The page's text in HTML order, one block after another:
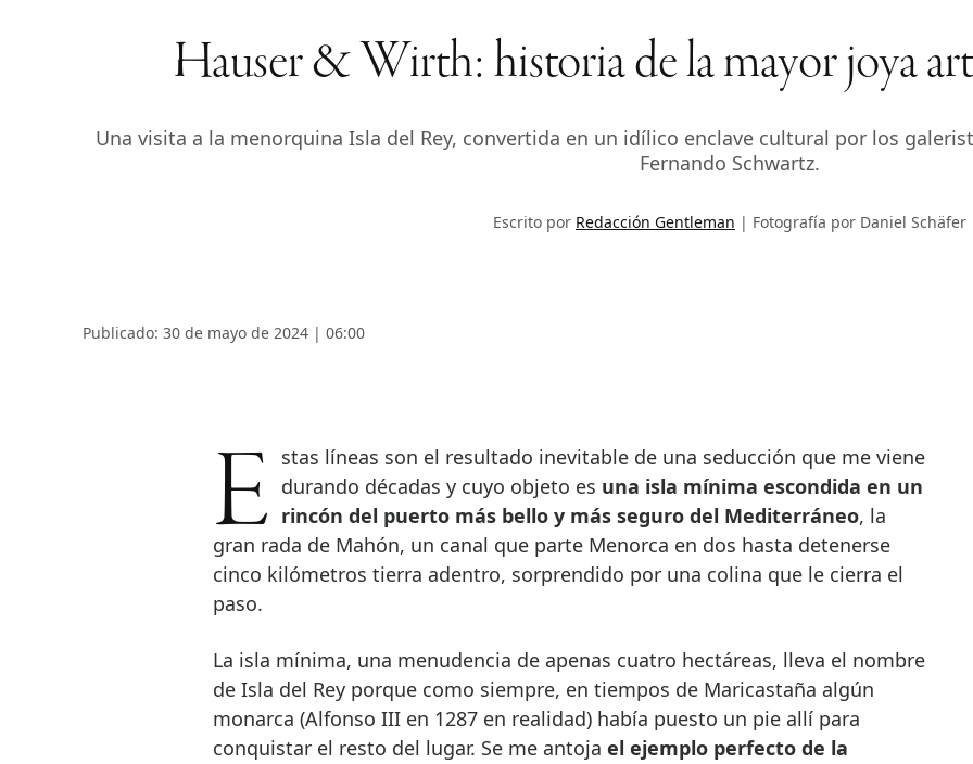
Hauser & Wirth: historia de la mayor joya
Una visita a la menorquina Isla del Rey, convertida en un idílico enclave cultural por los
Fernando Schwartz.
Escrito por Redacción Gentleman Fotografía por Daniel Schäfer
Publicado: 30 de mayo de 2024 | 06:00
Estas líneas son el resultado inevitable de una seducción que me viene durando décadas y cuyo objeto es una isla mínima escondida en un
rincón del puerto más bello y más seguro del Mediterráneo, la
gran rada de Mahón, un canal que parte Menorca en dos hasta detenerse
cinco kilómetros tierra adentro, sorprendido por una colina que le cierra el
paso.
La isla mínima, una menudencia de apenas cuatro hectáreas, lleva el nombre
de Isla del Rey porque como siempre, en tiempos de Maricastaña algún
monarca (Alfonso III en 1287 en realidad) había puesto un pie allí para
conquistar el resto del lugar. Se me antoja el ejemplo perfecto de la